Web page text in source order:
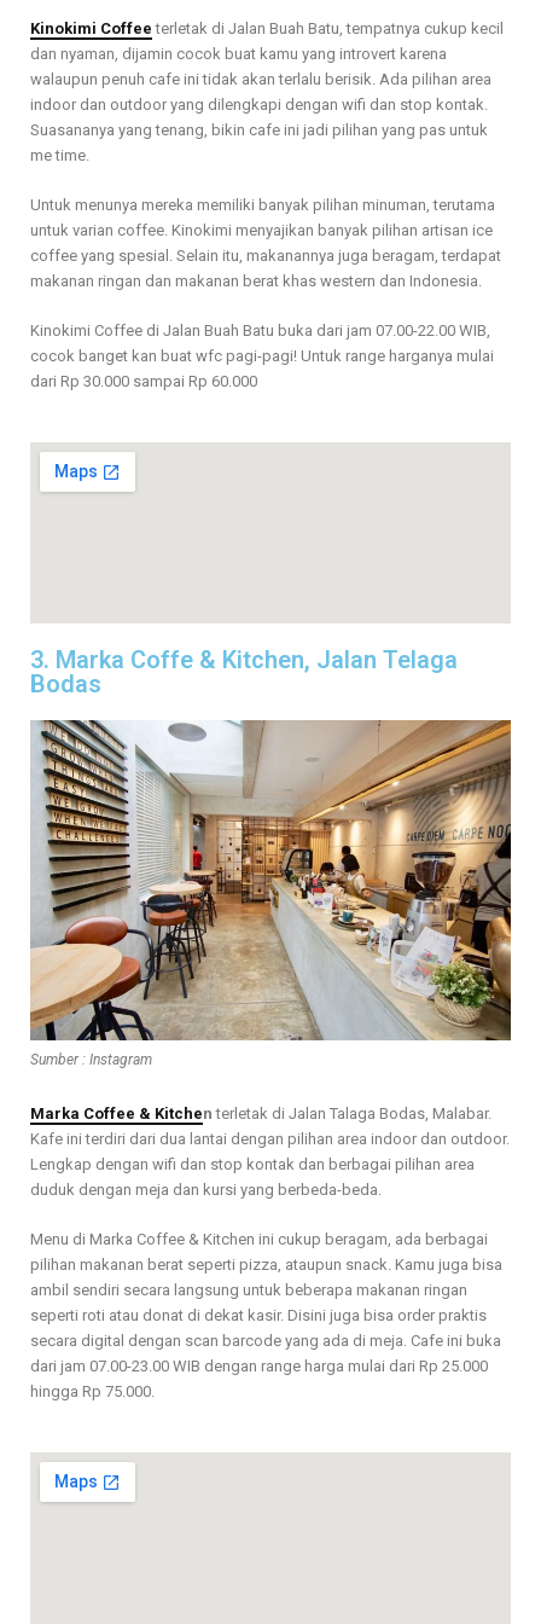
Kinokimi Coffee terletak di Jalan Buah Batu, tempatnya cukup kecil
dan nyaman, dijamin cocok buat kamu yang introvert karena
walaupun penuh cafe ini tidak akan terlalu berisik. Ada pilihan area
indoor dan outdoor yang dilengkapi dengan wifi dan stop kontak.
Suasananya yang tenang, bikin cafe ini jadi pilihan yang pas untuk
me time.
Untuk menunya mereka memiliki banyak pilihan minuman, terutama
untuk varian coffee. Kinokimi menyajikan banyak pilihan artisan ice
coffee yang spesial. Selain itu, makanannya juga beragam, terdapat
makanan ringan dan makanan berat khas western dan Indonesia.
Kinokimi Coffee di Jalan Buah Batu buka dari jam 07.00-22.00 WIB,
cocok banget kan buat wfc pagi-pagi! Untuk range harganya mulai
dari Rp 30.000 sampai Rp 60.000
3. Marka Coffe & Kitchen, Jalan Telaga
Bodas
Sumber : Instagram
Marka Coffee & Kitchen terletak di Jalan Talaga Bodas, Malabar.
Kafe ini terdiri dari dua lantai dengan pilihan area indoor dan outdoor.
Lengkap dengan wifi dan stop kontak dan berbagai pilihan area
duduk dengan meja dan kursi yang berbeda-beda.
Menu di Marka Coffee & Kitchen ini cukup beragam, ada berbagai
pilihan makanan berat seperti pizza, ataupun snack. Kamu juga bisa
ambil sendiri secara langsung untuk beberapa makanan ringan
seperti roti atau donat di dekat kasir. Disini juga bisa order praktis
secara digital dengan scan barcode yang ada di meja. Cafe ini buka
dari jam 07.00-23.00 WIB dengan range harga mulai dari Rp 25.000
hingga Rp 75.000.